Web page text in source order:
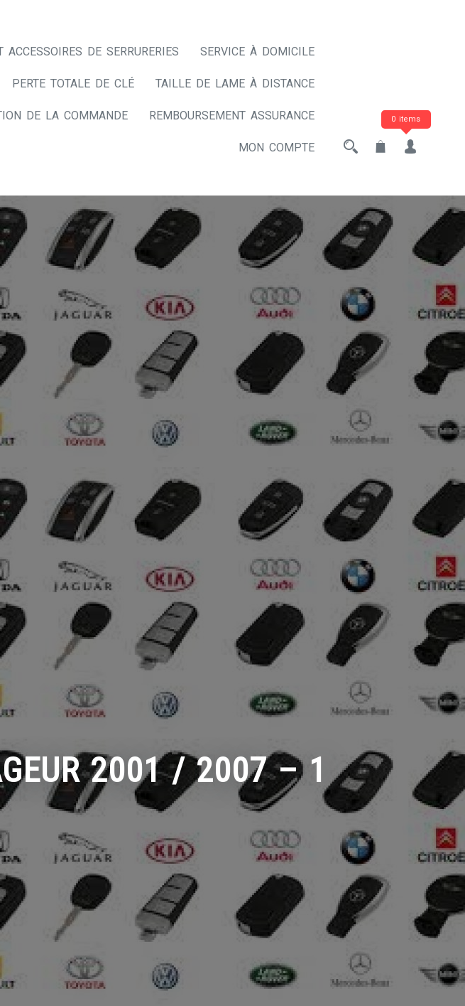
ACCESSOIRES DE SERRURERIES SERVICE À DOMICILE
PERTE TOTALE DE CLÉ TAILLE DE LAME À DISTANCE
DE LA COMMANDE REMBOURSEMENT ASSURANCE
MON COMPTE
0 items
2001 / 2007 – 1